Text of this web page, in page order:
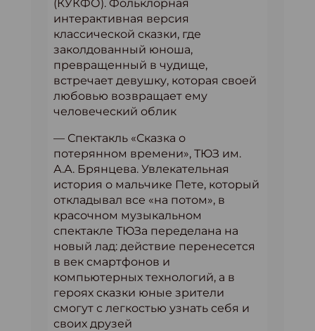
(КУКФО). Фольклорная
интерактивная версия
классической сказки, где
заколдованный юноша,
превращенный в чудище,
встречает девушку, которая своей
любовью возвращает ему
человеческий облик
— Спектакль «Сказка о
потерянном времени», ТЮЗ им.
А.А. Брянцева. Увлекательная
история о мальчике Пете, который
откладывал все «на потом», в
красочном музыкальном
спектакле ТЮЗа переделана на
новый лад: действие перенесется
в век смартфонов и
компьютерных технологий, а в
героях сказки юные зрители
смогут с легкостью узнать себя и
своих друзей